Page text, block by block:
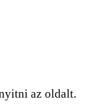
az oldalt.